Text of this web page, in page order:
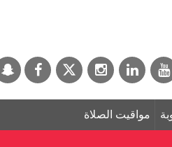
مواقيت الصلاة